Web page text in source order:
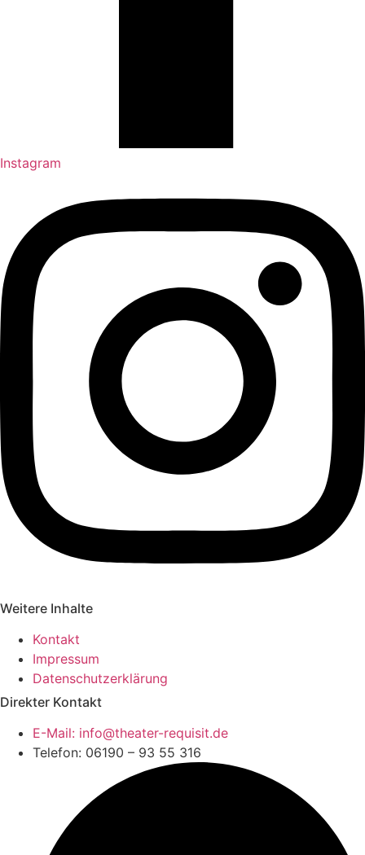
Instagram
Weitere Inhalte
Kontakt
Impressum
Datenschutzerklärung
Direkter Kontakt
E-Mail: info@theater-requisit.de
Telefon: 06190 – 93 55 316